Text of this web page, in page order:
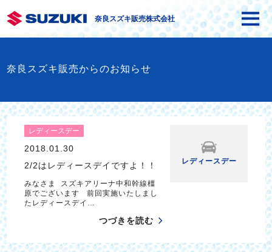
奈良スズキ販売株式会社
奈良スズキ販売からのお知らせ
レディースデー
2018.01.30
2/2はレディースデイですよ！！
みなさま スズキアリーナ中和幹線橿
原でございます 前回実施いたしまし
たレディースデイ…
つづきを読む
レディースデー